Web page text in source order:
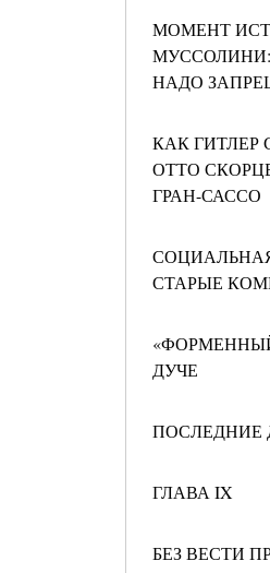
МОМЕНТ
НАДО
КАК ГИТЛЕР
ОТТО
ГРАН-САССО
СТАРЫЕ
ДУЧЕ
ПОСЛЕДНИЕ
ГЛАВА IX
БЕЗ ВЕСТИ